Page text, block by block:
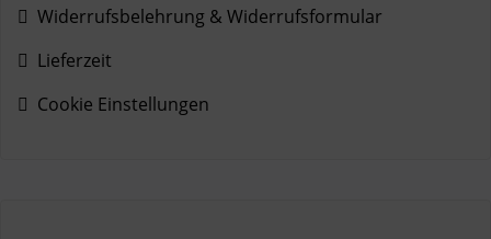
Widerrufsbelehrung & Widerrufsformular
Lieferzeit
Cookie Einstellungen